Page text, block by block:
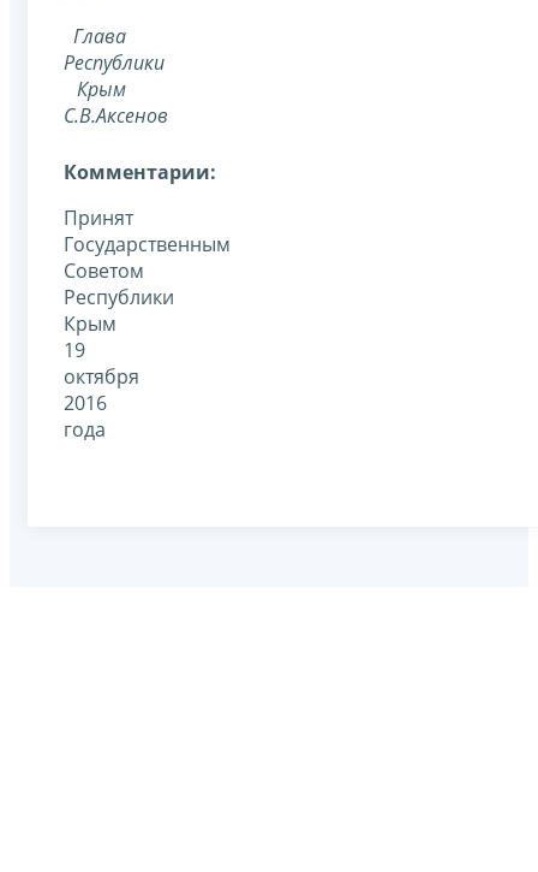
Глава
Республики
Крым
С.В.Аксенов
Комментарии:
Принят
Государственным
Советом
Республики
Крым
19
октября
2016
года